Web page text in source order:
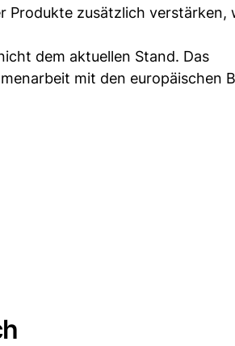
Produkte zusätzlich verstärken,
dem aktuellen Stand. Das
mit den europäischen